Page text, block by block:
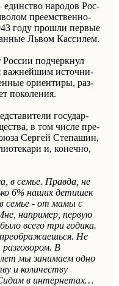
един­ство на­ро­дов Рос­
пре­ем­ствен­но­
году про­шли пер­вые
Львом Кас­си­лем.
под­черк­нул
важ­нейшим ис­точ­ни­
ори­ен­ти­ры, раз­
по­ко­ле­ния.
го­су­дар­
в том числе пре­
Сер­гей Сте­па­шин,
и, ко­неч­но,
в семье. Правда, не
6% наших детишек
в семье - от мамы с
например, первую
всего три годика.
Не
В
мы занимаем одно
и количеству
в интернетах…